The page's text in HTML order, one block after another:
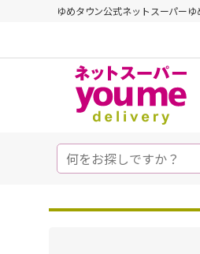
ゆめタウン公式ネットスーパー